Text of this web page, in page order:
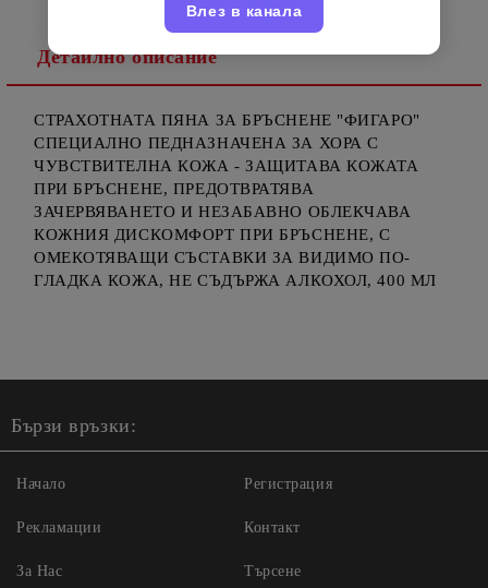
Детайлно описание
СТРАХОТНАТА ПЯНА ЗА БРЪСНЕНЕ "ФИГАРО"
СПЕЦИАЛНО ПЕДНАЗНАЧЕНА ЗА ХОРА С
ЧУВСТВИТЕЛНА КОЖА - ЗАЩИТАВА КОЖАТА
ПРИ БРЪСНЕНЕ, ПРЕДОТВРАТЯВА
ЗАЧЕРВЯВАНЕТО И НЕЗАБАВНО ОБЛЕКЧАВА
КОЖНИЯ ДИСКОМФОРТ ПРИ БРЪСНЕНЕ, С
ОМЕКОТЯВАЩИ СЪСТАВКИ ЗА ВИДИМО ПО-
ГЛАДКА КОЖА, НЕ СЪДЪРЖА АЛКОХОЛ, 400 МЛ
Бързи връзки:
Начало
Рекламации
За Нас
Регистрация
Контакт
Търсене
Влез в канала